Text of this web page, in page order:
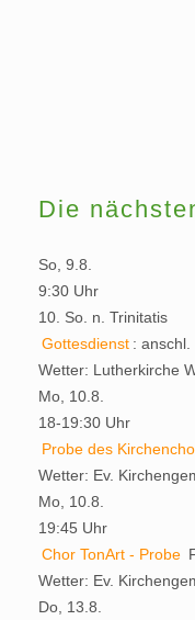
Die
So, 9.8.
9:30 Uhr
10. So. n. Trinitatis
Gottesdienst : anschl.
Wetter: Lutherkirche
Mo, 10.8.
18-19:30 Uhr
Probe des
Wetter: Ev.
Mo, 10.8.
19:45 Uhr
Chor TonArt - Probe
Wetter: Ev.
Do, 13.8.